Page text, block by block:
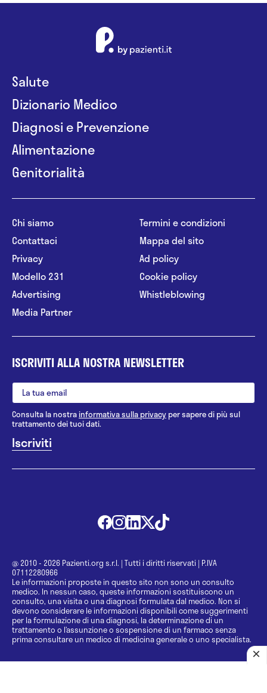
Salute
Dizionario Medico
Diagnosi e Prevenzione
Alimentazione
Genitorialità
Chi siamo
Contattaci
Privacy
Modello 231
Advertising
Media Partner
Termini e condizioni
Mappa del sito
Ad policy
Cookie policy
Whistleblowing
ISCRIVITI ALLA NOSTRA NEWSLETTER
Consulta la nostrainformativa sulla privacy per sapere di più sul
trattamento dei tuoi dati.
@ 2010 - 2026 Pazienti.org s.r.l. | Tutti i diritti riservati | P.IVA
07112280966
Le informazioni proposte in questo sito non sono un consulto
medico. In nessun caso, queste informazioni sostituiscono un
consulto, una visita o una diagnosi formulata dal medico. Non si
devono considerare le informazioni disponibili come suggerimenti
per la formulazione di una diagnosi, la determinazione di un
trattamento o l’assunzione o sospensione di un farmaco senza
prima consultare un medico di medicina generale o uno specialista.